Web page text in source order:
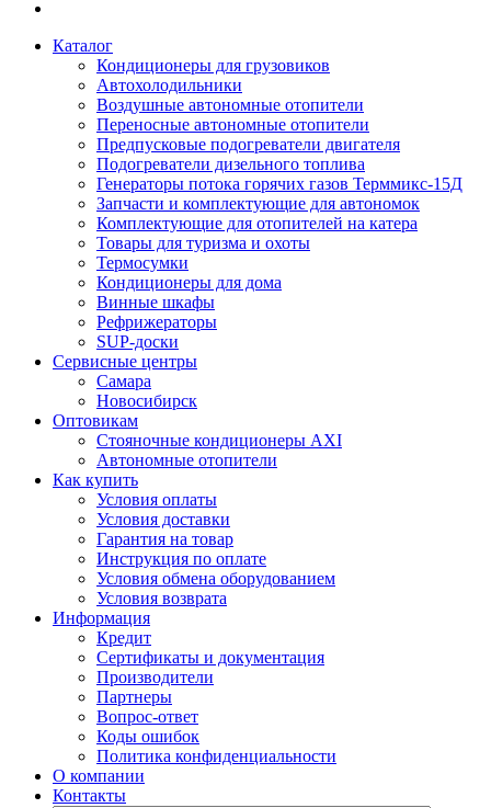
Каталог
Кондиционеры для грузовиков
Автохолодильники
Воздушные автономные отопители
Переносные автономные отопители
Предпусковые подогреватели двигателя
Подогреватели дизельного топлива
Генераторы потока горячих газов Терммикс-15Д
Запчасти и комплектующие для автономок
Комплектующие для отопителей на катера
Товары для туризма и охоты
Термосумки
Кондиционеры для дома
Винные шкафы
Рефрижераторы
SUP-доски
Сервисные центры
Самара
Новосибирск
Оптовикам
Стояночные кондиционеры AXI
Автономные отопители
Как купить
Условия оплаты
Условия доставки
Гарантия на товар
Инструкция по оплате
Условия обмена оборудованием
Условия возврата
Информация
Кредит
Сертификаты и документация
Производители
Партнеры
Вопрос-ответ
Коды ошибок
Политика конфиденциальности
О компании
Контакты